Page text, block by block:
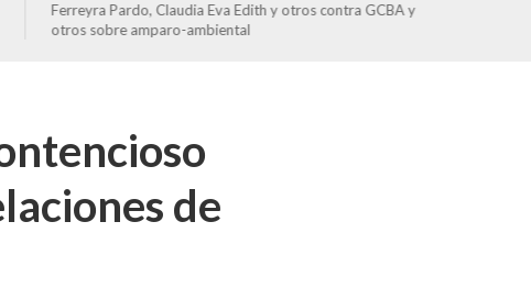
Ferreyra Pardo, Claudia Eva Edith y otros contra GCBA y
otros sobre amparo-ambiental
de